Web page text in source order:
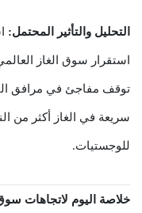
التحليل والتأثير المحتمل:
استقرار سوق الغاز
توقف مفاجئ في مرافق
سريعة في الغاز أكثر من
للوجستيات.
خلاصة اليوم لاتجاهات